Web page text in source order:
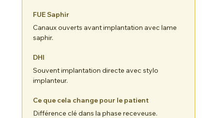
Canaux ouverts avant implantation avec lame
saphir.
Souvent implantation directe avec stylo
implanteur.
Différence clé dans la phase receveuse.